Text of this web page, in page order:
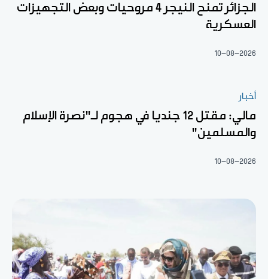
الجزائر تمنح النيجر 4 مروحيات وبعض التجهيزات
العسكرية
10-08-2026
أخبار
مالي: مقتل 12 جنديا في هجوم لـ"نصرة الإسلام
والمسلمين"
10-08-2026